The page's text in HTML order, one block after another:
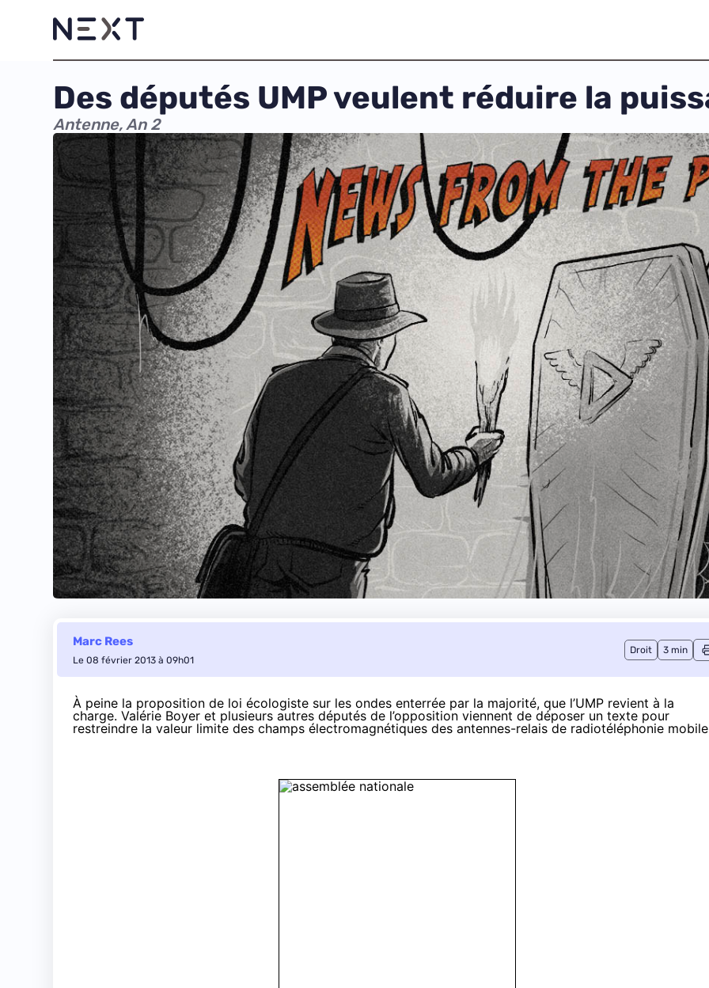
Des députés UMP veulent réduire la
Antenne, An 2
Marc Rees
Le 08 février 2013 à 09h01
Droit 3 min
À peine la proposition de loi écologiste sur les ondes enterrée par la majorité, que l’UMP revient à la
charge. Valérie Boyer et plusieurs autres députés de l’opposition viennent de déposer un texte pour
restreindre la valeur limite des champs électromagnétiques des antennes-relais de radiotéléphonie